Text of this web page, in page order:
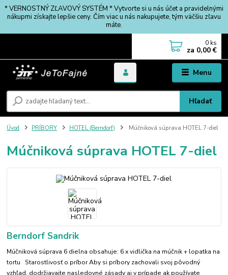
* VERNOSTNÝ ZĽAVOVÝ SYSTÉM * Vytvorte si u nás účet a pravidelnými
nákupmi získajte lepšie ceny. Čím viac u nás nakupujete, tým väčšiu zľavu
máte.
Menu
Hľadať
0 ks
za 0,00 €
Úvod PRÍBORY HOTEL (Berndorf) Múčniková súprava HOTEL 7-diel
Múčniková súprava HOTEL 7-diel
Berndorf Sandrik
Múčniková súprava 6 dielna obsahuje: 6 x vidlička na múčnik + lopatka na
tortu Starostlivosť o príbor Aby si príbory zachovali svoj pôvodný
vzhľad, dodržiavajte nasledovné zásady aj v prípade ak používate